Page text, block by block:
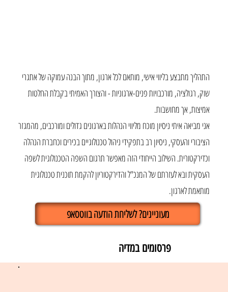
התהליך מתבצע בליווי אישי, מותאם לכל ארגון, מתוך הבנה עמוקה של אתגרי
שוק, רגולציה, מורכבויות פנים-ארגוניות - והצורך האמיתי בקבלת החלטות
אמיצות, אך מחושבות.
אני מביאה איתי ניסיון מוכח מליווי הנהלות בארגונים גדולים ומורכבים, מהמגזר
הציבורי והעסקי, ניסיון רב בתפקידי ניהול טכנולוגיים בכירים וכחברת הנהלה
וכדירקטורית. השילוב הייחודי הזה מאפשר תרגום השפה הטכנולוגית לשפה
העסקית ובא לעזרתם של המנכ"ל והדירקטוריון להקמת תוכנית טכנולוגית
מותאמת לארגון.
מעוניינים? לשליחת הודעה בווטסאפ
פרסומים במדיה